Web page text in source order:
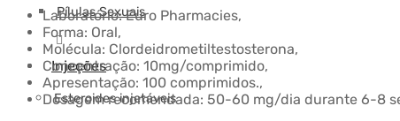
Pílulas Sexuais
Injeções
Esteroides injetáveis
Laboratório: Euro Pharmacies,
Forma: Oral,
Molécula: Clordeidrometiltestosterona,
Concentração: 10mg/comprimido,
Apresentação: 100 comprimidos.,
Dosagem recomendada: 50-60 mg/dia durante 6-8